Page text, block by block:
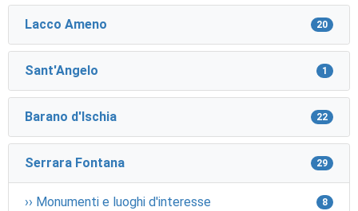
Lacco Ameno 20
Sant'Angelo 1
Barano d'Ischia 22
Serrara Fontana 29
›› Monumenti e luoghi d'interesse 8